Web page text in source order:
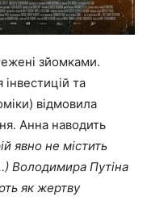
зйомками.
інвестицій та
відмовила
Анна наводить
явно не містить
Володимира Путіна
як жертву